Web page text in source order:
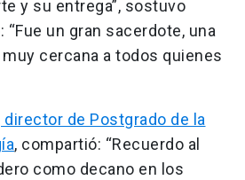
y su entrega”, sostuvo
“Fue un gran sacerdote, una
cercana a todos quienes
director de Postgrado de la
, compartió: “Recuerdo al
como decano en los